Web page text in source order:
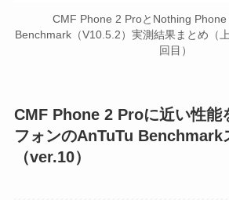
CMF Phone 2 ProとNothing
Benchmark（V10.5.2）実測結果まとめ（
回目）
CMF Phone 2 Proに近い性能
フォンのAnTuTu Benchmark
（ver.10）